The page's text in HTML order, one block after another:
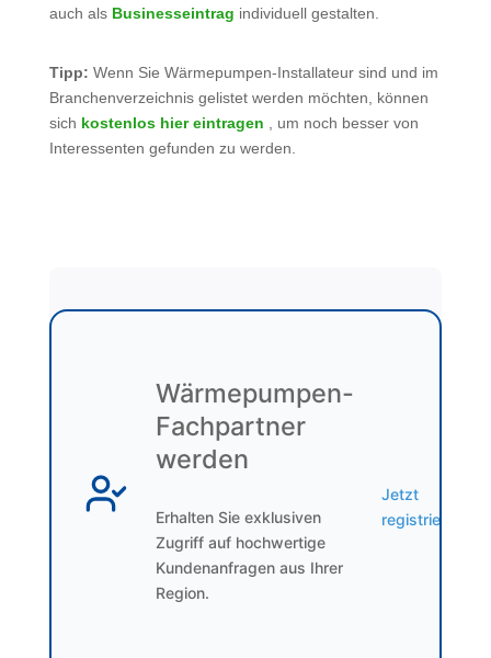
auch als Businesseintrag individuell gestalten.
Tipp: Wenn Sie Wärmepumpen-Installateur sind und im
Branchenverzeichnis gelistet werden möchten, können
sich kostenlos hier eintragen , um noch besser von
Interessenten gefunden zu werden.
Wärmepumpen-
Fachpartner
werden
Erhalten Sie exklusiven
Zugriff auf hochwertige
Kundenanfragen aus Ihrer
Region.
Jetzt
registrieren